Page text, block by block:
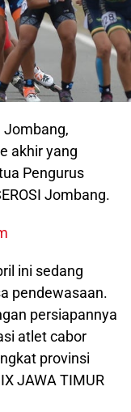
Jombang,
akhir yang
Pengurus
Jombang.
ini sedang
pendewasaan.
persiapannya
atlet cabor
provinsi
JAWA TIMUR